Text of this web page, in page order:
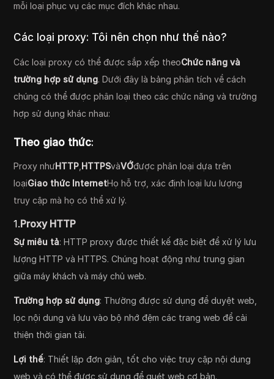
mỗi loại phục vụ các mục đích khác nhau.
Các loại proxy: Tôi nên chọn như thế nào?
Các loại proxy có thể được sắp xếp theoChức năng và
trường hợp sử dụng. Dưới đây là bảng phân tích về cách
chúng có thể được phân loại theo các chức năng và trường
hợp sử dụng khác nhau:
Theo giao thức:
Proxy nhưHTTP HTTPSvàVỚđược phân loại dựa trên
loạiGiao thức InternetHọ hỗ trợ, xác định loại lưu lượng
truy cập mà họ có thể xử lý.
1.Proxy HTTP
Sự miêu tả: HTTP proxy được thiết kế đặc biệt để xử lý lưu
lượng HTTP và HTTPS. Chúng hoạt động như trung gian
giữa máy khách và máy chủ web.
Trường hợp sử dụng: Thường được sử dụng để duyệt web,
lọc nội dung và lưu vào bộ nhớ đệm các trang web để cải
thiện thời gian tải.
Lợi thế: Thiết lập đơn giản, tốt cho việc truy cập nội dung
web và có thể được sử dụng để quét web cơ bản.